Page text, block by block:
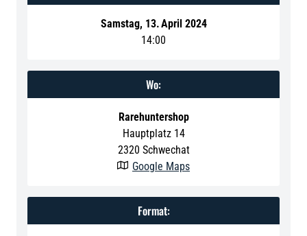
Samstag, 13.April 2024
14:00
Wo:
Rarehuntershop
Hauptplatz 14
2320 Schwechat
 Google Maps
Format: